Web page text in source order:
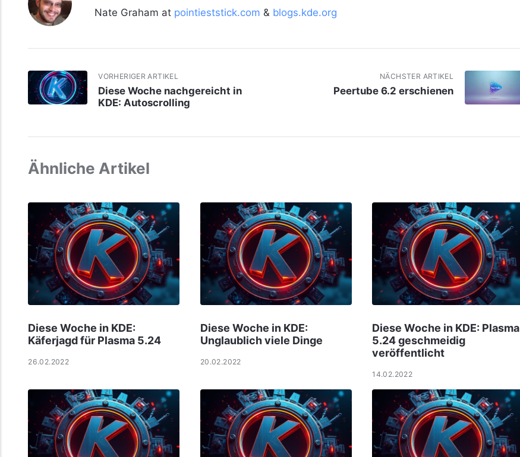
Nate Graham at pointieststick.com & blogs.kde.org
VORHERIGER ARTIKEL
Diese Woche nachgereicht in
KDE: Autoscrolling
NÄCHSTER ARTIKEL
Peertube 6.2 erschienen
Ähnliche Artikel
Diese Woche in KDE:
Käferjagd für Plasma 5.24
26.02.2022
Diese Woche in KDE:
Unglaublich viele Dinge
20.02.2022
Diese Woche in KDE: Plasma
5.24 geschmeidig
veröffentlicht
14.02.2022